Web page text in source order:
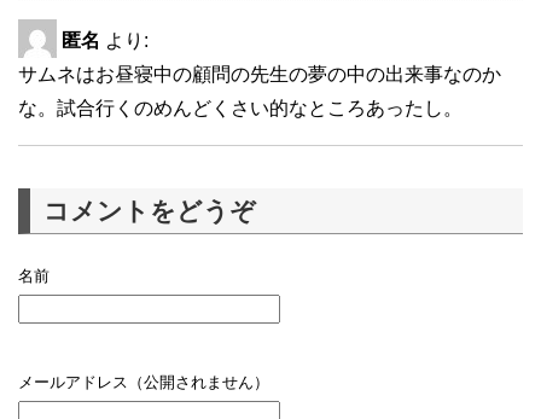
匿名 より:
サムネはお昼寝中の顧問の先生の夢の中の出来事なのか
な。試合行くのめんどくさい的なところあったし。
コメントをどうぞ
名前
メールアドレス（公開されません）